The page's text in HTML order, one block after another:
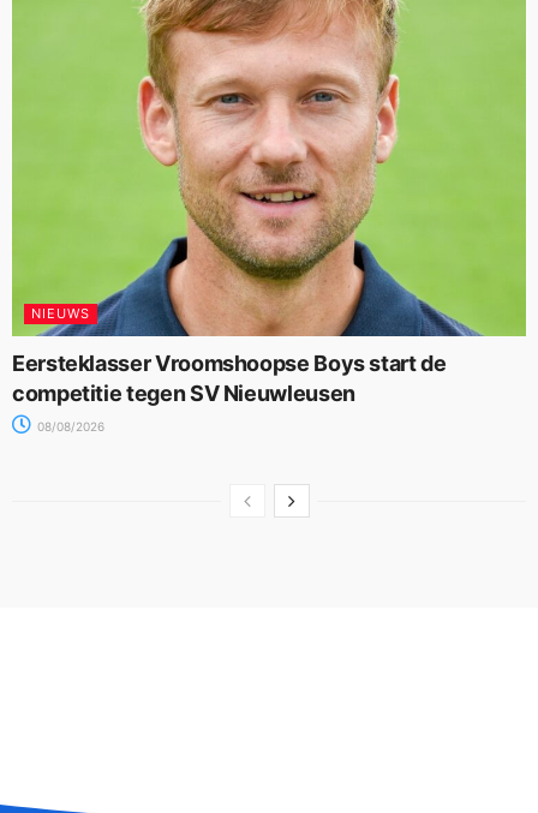
NIEUWS
Eersteklasser Vroomshoopse Boys start de
competitie tegen SV Nieuwleusen
08/08/2026